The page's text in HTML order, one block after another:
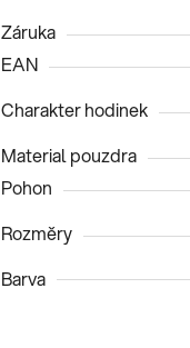
Záruka
EAN
Charakter hodinek
Material pouzdra
Pohon
Rozměry
Barva